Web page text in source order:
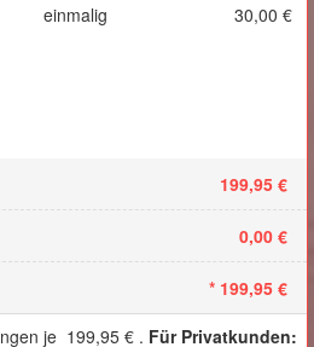
30,00 €
einmalig
199,95 €
0,00 €
199,95 €
*
je 199,95 € . Für Privatkunden: